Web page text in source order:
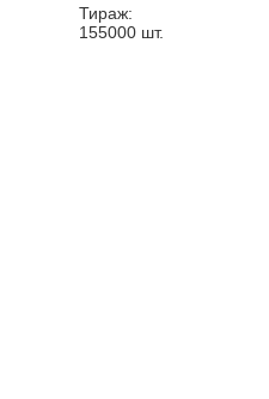
Тираж:
155000 шт.